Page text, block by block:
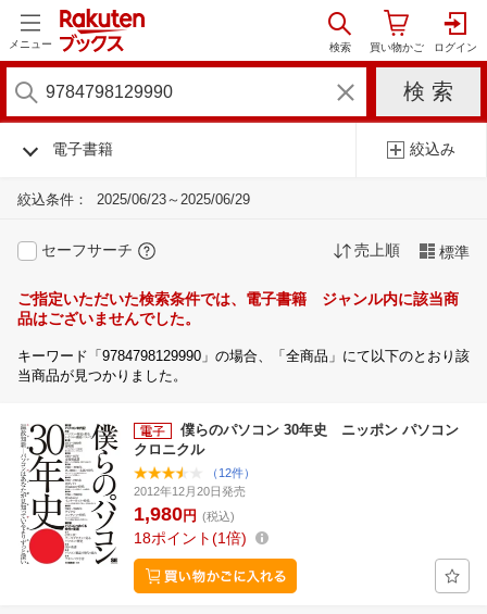
メニュー
電子書籍 絞込み
絞込条件： 2025/06/23～2025/06/29
セーフサーチ 売上順 標準
ご指定いただいた検索条件では、電子書籍 ジャンル内に該当商
品はございませんでした。
キーワード「9784798129990」の場合、「全商品」にて以下のとおり該
当商品が見つかりました。
僕らのパソコン 30年史 ニッポン パソコン
クロニクル
（12件）
2012年12月20日発売
1,980円 (税込)
18ポイント 1倍